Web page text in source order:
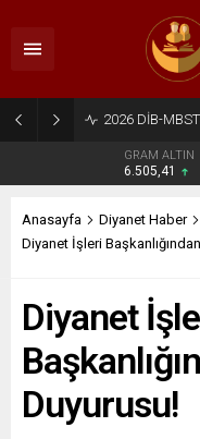
2026 DİB-
GRAM ALTIN
6.505,41
Anasayfa
Diyanet Haber
Diyanet İşleri
Diyanet
Duyurusu!